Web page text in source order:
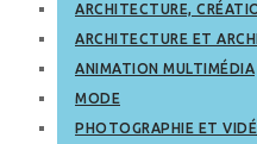
ARCHITECTURE,
ARCHITECTURE ET
ANIMATION MULTIMÉDIA
MODE
PHOTOGRAPHIE ET